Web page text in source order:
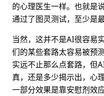
的心理医生一样。也就是
通过了图灵测试，至少是
当然，这并不是AI很容易
们的某些套路太容易被预
实远不止那么点套路，但
真，还是多少揭示出，心
一部分效果是靠安慰剂效